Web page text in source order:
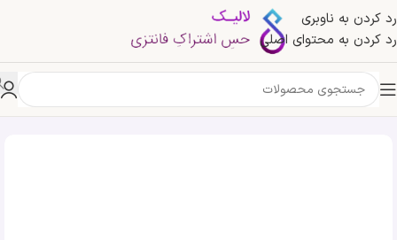
رد کردن به ناوبری
رد کردن به محتوای اصلی
خانه »فروشگاه »ادکلن اسپلندور مشکی سریس | Splendor Black ساچمه دار اصلی